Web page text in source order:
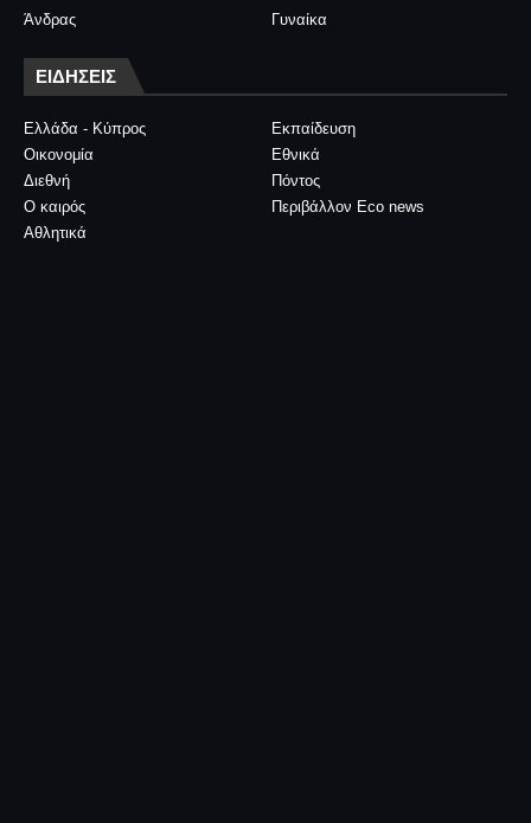
Άνδρας Γυναίκα
ΕΙΔΗΣΕΙΣ
Ελλάδα - Κύπρος
Εκπαίδευση
Οικονομία
Εθνικά
Διεθνή
Πόντος
Ο καιρός
Περιβάλλον Eco news
Αθλητικά